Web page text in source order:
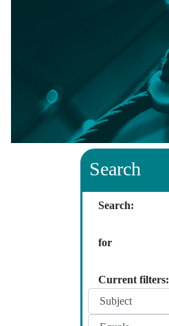
Search
Search:
for
Current filters: